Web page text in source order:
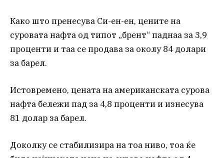
Како што пренесува Си-ен-ен, цените на
суровата нафта од типот „брент“ паднаа за 3,9
проценти и таа се продава за околу 84 долари
за барел.
Истовремено, цената на американската сурова
нафта бележи пад за 4,8 проценти и изнесува
81 долар за барел.
Доколку се стабилизира на тоа ниво, тоа ќе